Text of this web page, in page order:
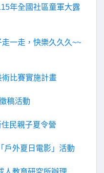
年全國社區童軍大露
一走，快樂久久久~~
比賽實施計畫
稿活動
民親子夏令營
戶外夏日電影」活動